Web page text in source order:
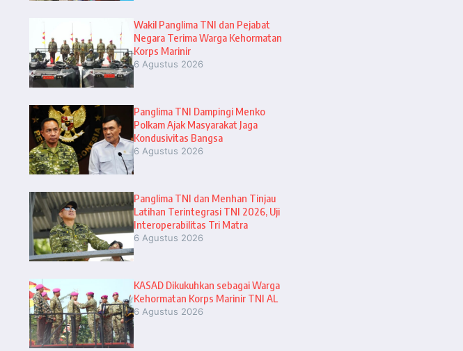
Wakil Panglima TNI dan Pejabat
Negara Terima Warga Kehormatan
Korps Marinir
6 Agustus 2026
Panglima TNI Dampingi Menko
Polkam Ajak Masyarakat Jaga
Kondusivitas Bangsa
6 Agustus 2026
Panglima TNI dan Menhan Tinjau
Latihan Terintegrasi TNI 2026, Uji
Interoperabilitas Tri Matra
6 Agustus 2026
KASAD Dikukuhkan sebagai Warga
Kehormatan Korps Marinir TNI AL
6 Agustus 2026